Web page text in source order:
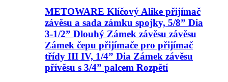
METOWARE Klíčový Alike přijímač
závěsu a sada zámku spojky, 5/8” Dia
3-1/2” Dlouhý Zámek závěsu závěsu
Zámek čepu přijímače pro přijímač
třídy III IV, 1/4” Dia Zámek závěsu
přívěsu s 3/4” palcem Rozpětí